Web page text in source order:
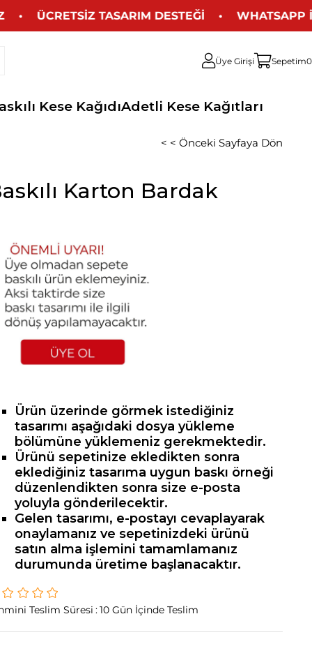
TASARIM DESTEĞİ • WHATSAPP
Üye Girişi Sepetim0
Kese KağıdıAdetli Kese Kağıtları
< < Önceki Sayfaya Dön
Karton Bardak
Ürün üzerinde görmek istediğiniz
tasarımı aşağıdaki dosya yükleme
bölümüne yüklemeniz gerekmektedir.
Ürünü sepetinize ekledikten sonra
eklediğiniz tasarıma uygun baskı örneği
düzenlendikten sonra size e-posta
yoluyla gönderilecektir.
Gelen tasarımı, e-postayı cevaplayarak
onaylamanız ve sepetinizdeki ürünü
satın alma işlemini tamamlamanız
durumunda üretime başlanacaktır.
Teslim Süresi :10 Gün İçinde Teslim